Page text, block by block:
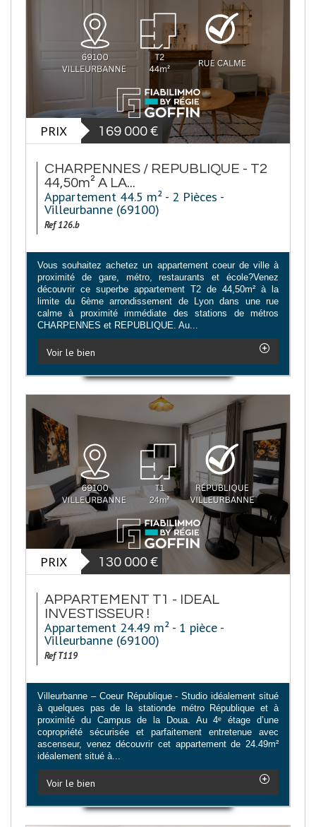
PRIX 169 000 €
CHARPENNES / REPUBLIQUE - T2
44,50m² A LA...
Appartement 44.5 m² - 2 Pièces -
Villeurbanne (69100)
Ref 126.b
Vous souhaitez achetez un appartement coeur de ville à
proximité de gare, métro, restaurants et école?Venez
découvrir ce superbe appartement T2 de 44,50m² à la
limite du 6ème arrondissement de Lyon dans une rue
calme à proximité immédiate des stations de métros
CHARPENNES et REPUBLIQUE. Au...
Voir le bien
PRIX 130 000 €
APPARTEMENT T1 - IDEAL
INVESTISSEUR !
Appartement 24.49 m² - 1 pièce -
Villeurbanne (69100)
Ref T119
Villeurbanne – Coeur République - Studio idéalement situé
à quelques pas de la stationde métro République et à
proximité du Campus de la Doua. Au 4ᵉ étage d’une
copropriété sécurisée et parfaitement entretenue avec
ascenseur, venez découvrir cet appartement de 24.49m²
idéalement situé à...
Voir le bien